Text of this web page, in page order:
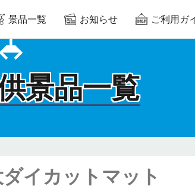
景品一覧 お知らせ ご利用ガ
景品一覧
イカットマット